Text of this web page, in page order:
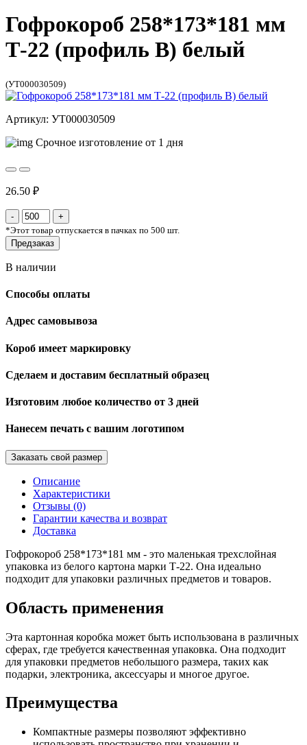
Гофрокороб 258*173*181 мм
Т-22 (профиль B) белый
(УТ000030509)
Артикул: УТ000030509
Срочное изготовление от 1 дня
26.50 ₽
*Этот товар отпускается в пачках по 500 шт.
Предзаказ
В наличии
Способы оплаты
Адрес самовывоза
Короб имеет маркировку
Сделаем и доставим бесплатный образец
Изготовим любое количество от 3 дней
Нанесем печать с вашим логотипом
Заказать свой размер
Описание
Характеристики
Отзывы (0)
Гарантии качества и возврат
Доставка
Гофрокороб 258*173*181 мм - это маленькая трехслойная
упаковка из белого картона марки Т-22. Она идеально
подходит для упаковки различных предметов и товаров.
Область применения
Эта картонная коробка может быть использована в различных
сферах, где требуется качественная упаковка. Она подходит
для упаковки предметов небольшого размера, таких как
подарки, электроника, аксессуары и многое другое.
Преимущества
Компактные размеры позволяют эффективно